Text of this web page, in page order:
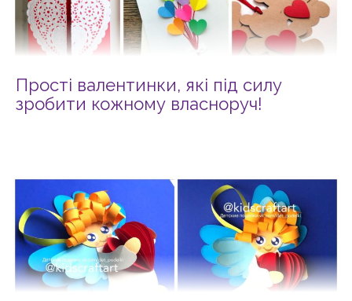
Прості валентинки, які під силу
зробити кожному власноруч!